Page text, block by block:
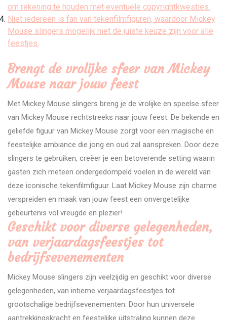
om rekening te houden met eventuele copyrightkwesties.
Niet iedereen is fan van tekenfilmfiguren, waardoor Mickey
Mouse slingers mogelijk niet de juiste keuze zijn voor alle
feestjes.
Brengt de vrolijke sfeer van Mickey
Mouse naar jouw feest
Met Mickey Mouse slingers breng je de vrolijke en speelse sfeer
van Mickey Mouse rechtstreeks naar jouw feest. De bekende en
geliefde figuur van Mickey Mouse zorgt voor een magische en
feestelijke ambiance die jong en oud zal aanspreken. Door deze
slingers te gebruiken, creëer je een betoverende setting waarin
gasten zich meteen ondergedompeld voelen in de wereld van
deze iconische tekenfilmfiguur. Laat Mickey Mouse zijn charme
verspreiden en maak van jouw feest een onvergetelijke
gebeurtenis vol vreugde en plezier!
Geschikt voor diverse gelegenheden,
van verjaardagsfeestjes tot
bedrijfsevenementen
Mickey Mouse slingers zijn veelzijdig en geschikt voor diverse
gelegenheden, van intieme verjaardagsfeestjes tot
grootschalige bedrijfsevenementen. Door hun universele
aantrekkingskracht en feestelijke uitstraling kunnen deze